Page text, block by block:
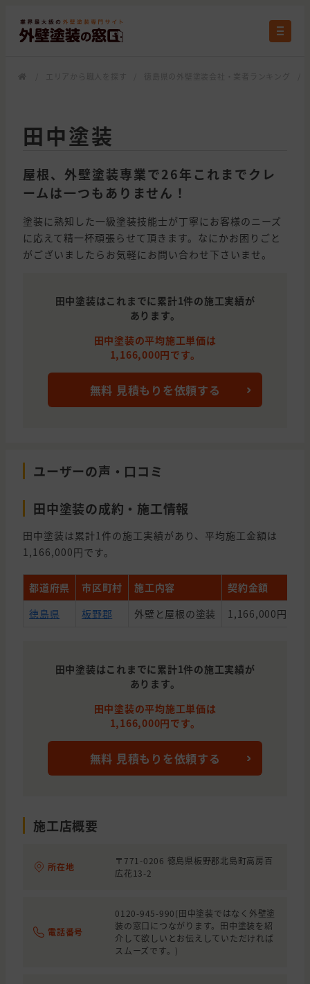
田中塗装
屋根、外壁塗装専業で26年これまでクレ
ームは一つもありません！
塗装に熟知した一級塗装技能士が丁寧にお客様のニーズ
に応えて精一杯頑張らせて頂きます。なにかお困りごと
がございましたらお気軽にお問い合わせ下さいませ。
田中塗装はこれまでに累計1件の施工実績が
あります。
田中塗装の平均施工単価は
1,166,000円です。
無料 見積もりを依頼する
ユーザーの声・口コミ
田中塗装の成約・施工情報
田中塗装は累計1件の施工実績があり、平均施工金額は
1,166,000円です。
都道府県 市区町村 施工内容 契約金額
徳島県
板野郡 外壁と屋根の塗装 1,166,000円
田中塗装はこれまでに累計1件の施工実績が
あります。
田中塗装の平均施工単価は
1,166,000円です。
無料 見積もりを依頼する
施工店概要
所在地
〒771-0206 徳島県板野郡北島町高房百
広花13-2
電話番号
0120-945-990(田中塗装ではなく外壁塗
装の窓口につながります。田中塗装を紹
介して欲しいとお伝えしていただければ
スムーズです。)